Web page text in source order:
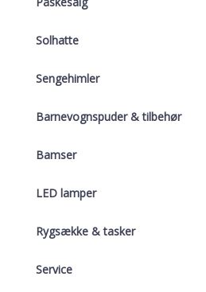
Solhatte
Sengehimler
Barnevognspuder & tilbehør
Bamser
LED lamper
Rygsække & tasker
Service